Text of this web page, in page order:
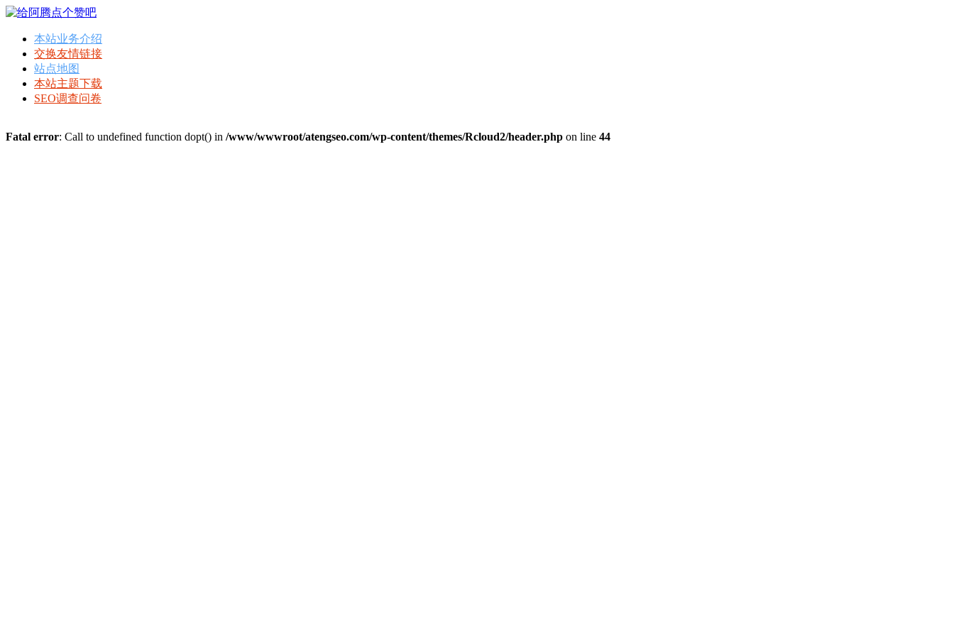
本站业务介绍
交换友情链接
站点地图
本站主题下载
SEO调查问卷
Fatal error: Call to undefined function dopt() in /www/wwwroot/atengseo.com/wp-content/themes/Rcloud2/header.php on line 44